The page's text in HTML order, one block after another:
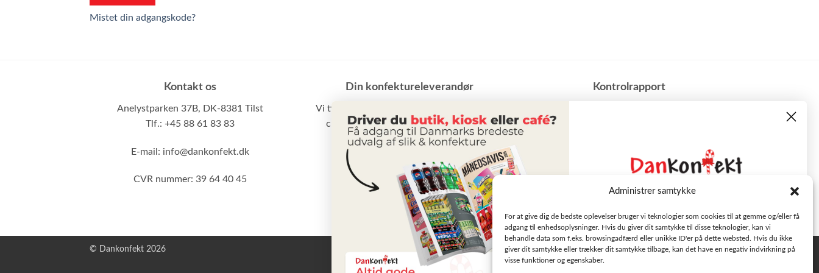
Administrer samtykke
For at give dig de bedste oplevelser bruger vi teknologier som cookies til at gemme og/eller få
adgang til enhedsoplysninger. Hvis du giver dit samtykke til disse teknologier, kan vi
behandle data som f.eks. browsingadfærd eller unikke ID'er på dette websted. Hvis du ikke
giver dit samtykke eller trækker dit samtykke tilbage, kan det have en negativ indvirkning på
visse funktioner og egenskaber.
Mistet din adgangskode?
Kontakt os
Anelystparken 37B, DK-8381 Tilst
Tlf.: +45 88 61 83 83
E-mail: info@dankonfekt.dk
CVR nummer: 39 64 40 45
Din konfektureleverandør
Vi tilbyder et stort udvalg af slik, chokolade,
chips samt vand m.m. til små som store
virksomheder
​Kontrolrapport
Privatlivspolitik
© Dankonfekt 2026
Læs tilbudsavisen
Se aktuelle tilbud